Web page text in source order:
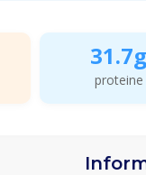
31.7g
proteine